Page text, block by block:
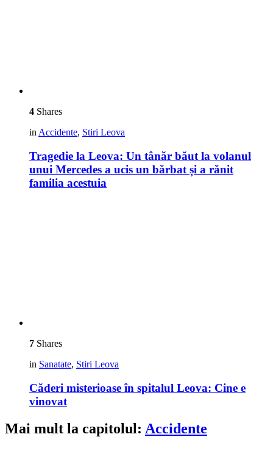
4 Shares
in Accidente, Stiri Leova
Tragedie la Leova: Un tânăr băut la volanul
unui Mercedes a ucis un bărbat și a rănit
familia acestuia
7 Shares
in Sanatate, Stiri Leova
Căderi misterioase în spitalul Leova: Cine e
vinovat
Mai mult la capitolul: Accidente